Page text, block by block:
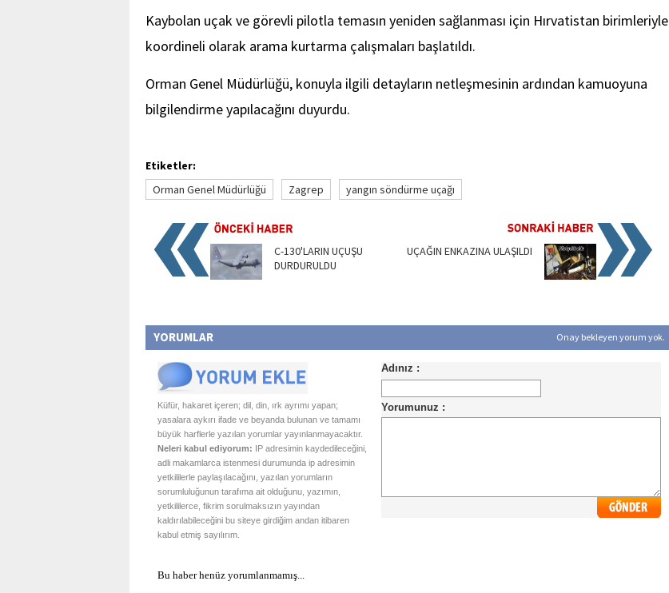
Kaybolan uçak ve görevli pilotla temasın yeniden sağlanması için Hırvatistan birimleriyle
koordineli olarak arama kurtarma çalışmaları başlatıldı.
Orman Genel Müdürlüğü, konuyla ilgili detayların netleşmesinin ardından kamuoyuna
bilgilendirme yapılacağını duyurdu.
Etiketler:
Orman Genel Müdürlüğü
Zagrep yangın söndürme uçağı
C-130'LARIN UÇUŞU
DURDURULDU
UÇAĞIN ENKAZINA ULAŞILDI
YORUMLAR Onay bekleyen yorum yok.
Küfür, hakaret içeren; dil, din, ırk ayrımı yapan;
yasalara aykırı ifade ve beyanda bulunan ve tamamı
büyük harflerle yazılan yorumlar yayınlanmayacaktır.
Neleri kabul ediyorum: IP adresimin kaydedileceğini,
adli makamlarca istenmesi durumunda ip adresimin
yetkililerle paylaşılacağını, yazılan yorumların
sorumluluğunun tarafıma ait olduğunu, yazımın,
yetkililerce, fikrim sorulmaksızın yayından
kaldırılabileceğini bu siteye girdiğim andan itibaren
kabul etmiş sayılırım.
Bu haber henüz yorumlanmamış...